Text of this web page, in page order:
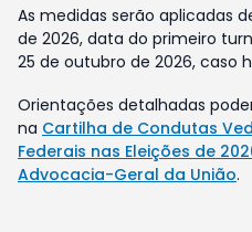
As medidas serão aplicadas
de 2026, data do primeiro
25 de outubro de 2026, caso
Orientações detalhadas
na Cartilha de Condutas
Federais nas Eleições de
Advocacia-Geral da União.